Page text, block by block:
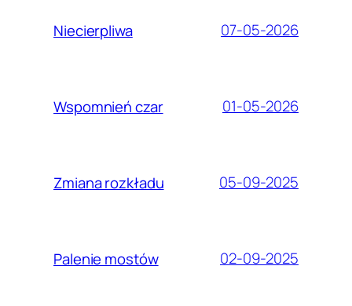
Niecierpliwa 07-05-2026
Wspomnień czar 01-05-2026
Zmiana rozkładu 05-09-2025
Palenie mostów 02-09-2025